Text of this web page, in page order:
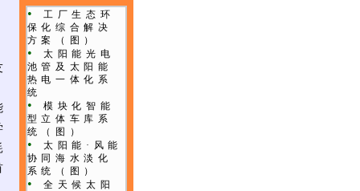
•
工厂生态环
保化综合解决
方案
（图）
•
太阳能光电
池管及太阳能
热电一体化系
统
•
模块化智能
型立体车库系
统
（图）
•
太阳能·风能
协同海水淡化
系统
（图）
•
全天候太阳